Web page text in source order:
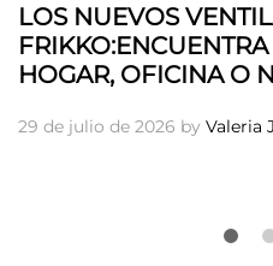
LOS NUEVOS
HOGAR, OFICINA O
29 de julio de 2026 by Valeria